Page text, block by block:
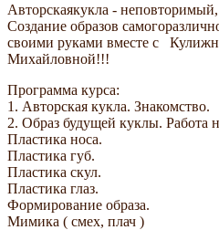
Авторскаякукла -
Создание образов
своими руками вместе с
Михайловной!!!
Программа курса:
1. Авторская кукла. Знакомство.
2. Образ будущей куклы. Работа
Пластика носа.
Пластика губ.
Пластика скул.
Пластика глаз.
Формирование образа.
Мимика ( смех, плач )